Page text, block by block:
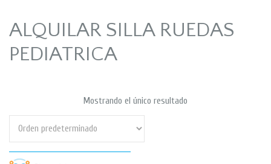
ALQUILAR SILLA RUEDAS
PEDIATRICA
Mostrando el único resultado